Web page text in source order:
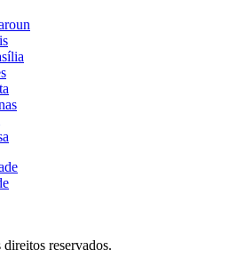
reservados.